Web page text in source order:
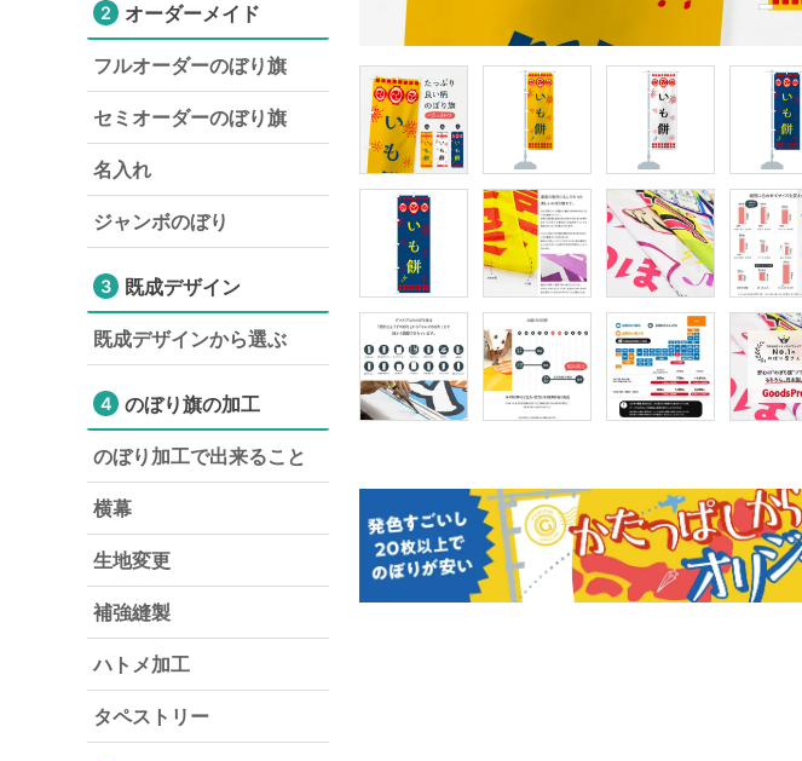
2 オーダーメイド
フルオーダーのぼり旗
セミオーダーのぼり旗
名入れ
ジャンボのぼり
3 既成デザイン
既成デザインから選ぶ
4 のぼり旗の加工
のぼり加工で出来ること
横幕
生地変更
補強縫製
ハトメ加工
タペストリー